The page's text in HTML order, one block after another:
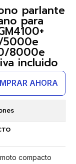
parlante
para
5000e
8000e
incluido
AHORA
compacto